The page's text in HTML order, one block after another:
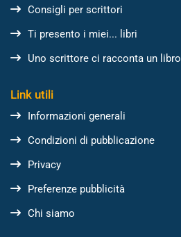
Consigli per scrittori
Ti presento i miei... libri
Uno scrittore ci racconta un libro
Link utili
Informazioni generali
Condizioni di pubblicazione
Privacy
Preferenze pubblicità
Chi siamo